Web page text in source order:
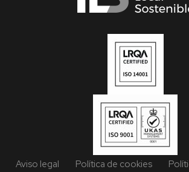
Aviso legal Política de cookies